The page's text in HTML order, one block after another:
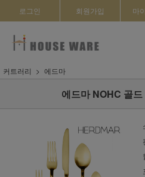
로그인 회원가입 마
커트러리 에드마
에드마 NOHC 골